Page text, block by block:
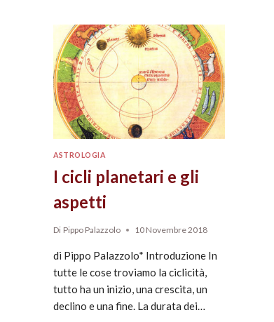
ASTROLOGIA
I cicli planetari e gli
aspetti
Di Pippo Palazzolo 10 Novembre 2018
di Pippo Palazzolo* Introduzione In
tutte le cose troviamo la ciclicità,
tutto ha un inizio, una crescita, un
declino e una fine. La durata dei…